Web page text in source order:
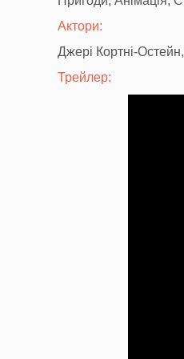
Актори:
Джері Кортні-
Трейлер: